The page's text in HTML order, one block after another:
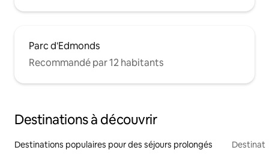
Parc d'Edmonds
Recommandé par 12 habitants
Destinations à découvrir
Destinations populaires pour des séjours prolongés